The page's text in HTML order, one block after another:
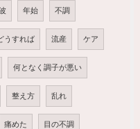
年始 不調
うすれば 流産 ケア
何となく調子が悪い
整え方 乱れ
痛めた 目の不調